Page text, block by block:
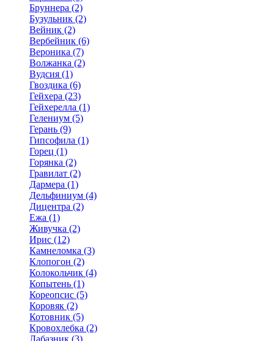
Бруннера (2)
Бузульник (2)
Вейник (2)
Вербейник (6)
Вероника (7)
Волжанка (2)
Вудсия (1)
Гвоздика (6)
Гейхера (23)
Гейхерелла (1)
Гелениум (5)
Герань (9)
Гипсофила (1)
Горец (1)
Горянка (2)
Гравилат (2)
Дармера (1)
Дельфиниум (4)
Дицентра (2)
Ежа (1)
Живучка (2)
Ирис (12)
Камнеломка (3)
Клопогон (2)
Колокольчик (4)
Копытень (1)
Кореопсис (5)
Коровяк (2)
Котовник (5)
Кровохлебка (2)
Лабазник (3)